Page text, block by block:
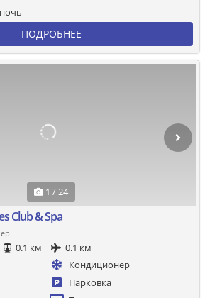
ПОДРОБНЕЕ
1 / 24
Club & Spa
0.1 км
0.1 км
Кондиционер
Парковка